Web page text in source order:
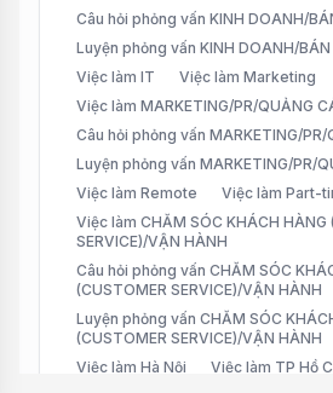
Câu hỏi phỏng vấn KINH DOANH/
Luyện phỏng vấn KINH DOANH/BÁN
Việc làm IT
Việc làm Marketing
Việc làm MARKETING/PR/QUẢNG
Câu hỏi phỏng vấn MARKETING/PR/
Luyện phỏng vấn MARKETING/PR/
Việc làm Remote
Việc làm Part-
Việc làm CHĂM SÓC KHÁCH HÀNG
SERVICE)/VẬN HÀNH
Câu hỏi phỏng vấn CHĂM SÓC
(CUSTOMER SERVICE)/VẬN HÀNH
Luyện phỏng vấn CHĂM SÓC
(CUSTOMER SERVICE)/VẬN HÀNH
Việc làm Hà Nội
Việc làm TP Hồ